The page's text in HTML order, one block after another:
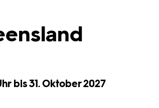
bis 31. Oktober 2027